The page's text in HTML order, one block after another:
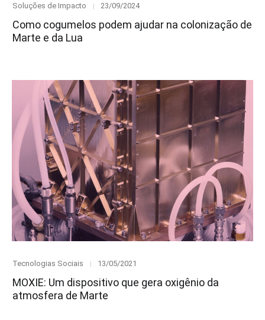
Category
Soluções de Impacto
Posted
23/09/2024
Como cogumelos podem ajudar na colonização de
Marte e da Lua
Category
Tecnologias Sociais
Posted
13/05/2021
MOXIE: Um dispositivo que gera oxigênio da
atmosfera de Marte